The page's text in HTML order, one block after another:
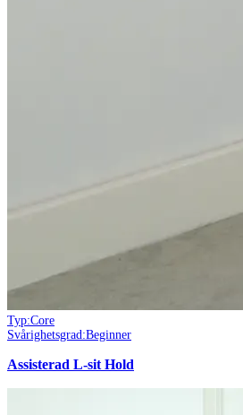
Typ:Core
Svårighetsgrad:Beginner
Assisterad L-sit Hold